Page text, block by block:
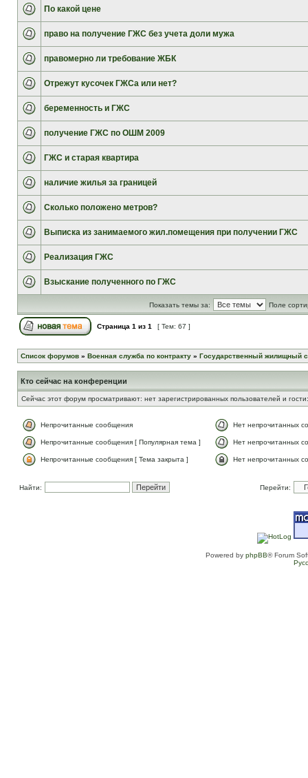
По какой цене
право на получение ГЖС без учета доли мужа
правомерно ли требование ЖБК
Отрежут кусочек ГЖСа или нет?
беременность и ГЖС
получение ГЖС по ОШМ 2009
ГЖС и старая квартира
наличие жилья за границей
Сколько положено метров?
Выписка из занимаемого жил.помещения при получении ГЖС
Реализация ГЖС
Взыскание полученного по ГЖС
Показать темы за: Поле
Страница 1 из 1 [ Тем: 67 ]
Список форумов » Военная служба по контракту » Государственный жилищный
Кто сейчас на конференции
Сейчас этот форум просматривают: нет зарегистрированных пользователей и
Непрочитанные сообщения Нет непрочитанных
Непрочитанные сообщения [ Популярная тема ] Нет непрочитанных
Непрочитанные сообщения [ Тема закрыта ] Нет непрочитанных
Найти: Перейти:
Powered by phpBB® Forum